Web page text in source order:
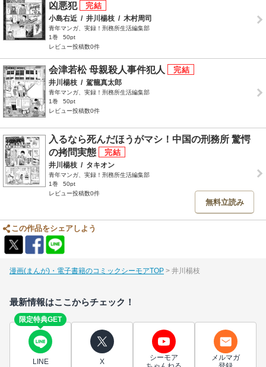
凶悪犯
小島右近 / 井川楊枝 / 木村周司
青年マンガ、実録！刑務所生活編集部
1巻
50pt
レビュー投稿数0件
会津若松 母親殺人事件犯人
井川楊枝 / 駕籠真太郎
青年マンガ、実録！刑務所生活編集部
1巻
50pt
レビュー投稿数0件
入るなら死んだほうがマシ！中国の刑務所 驚愕
の拷問実態
井川楊枝 / タキオン
青年マンガ、実録！刑務所生活編集部
1巻
50pt
レビュー投稿数0件
無料立読み
この作品をシェアしよう
漫画(まんが)・電子書籍のコミックシーモアTOP 井川楊枝
最新情報はここからチェック！
限定特典GET
LINE X
シーモア
メルマガ